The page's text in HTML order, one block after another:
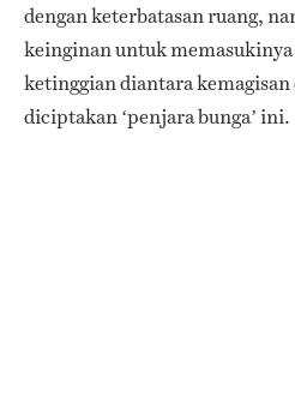
dengan keterbatasan ruang,
keinginan untuk
ketinggian diantara
diciptakan ‘penjara bunga’ ini.